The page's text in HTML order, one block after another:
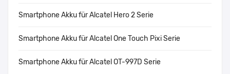
Smartphone Akku für Alcatel Hero 2 Serie
Smartphone Akku für Alcatel One Touch Pixi Serie
Smartphone Akku für Alcatel OT-997D Serie